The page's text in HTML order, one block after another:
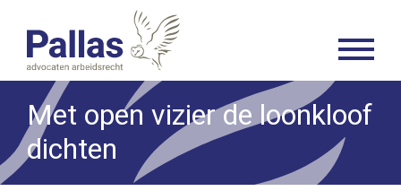
Met open vizier de loonkloof
dichten